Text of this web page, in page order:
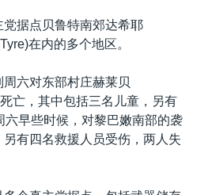
据点贝鲁特南郊达希耶
在内的多个地区。
六对东部村庄赫莱贝
亡，其中包括三名儿童，另有
六早些时候，对黎巴嫩南部的袭
有四名救援人员受伤，两人失